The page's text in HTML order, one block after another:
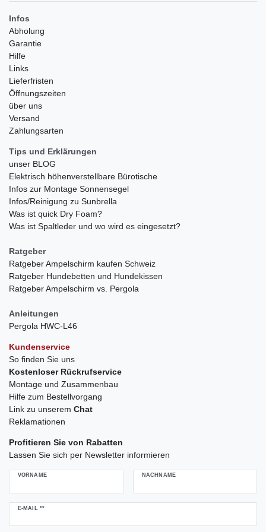
Infos
Abholung
Garantie
Hilfe
Links
Lieferfristen
Öffnungszeiten
über uns
Versand
Zahlungsarten
Tips und Erklärungen
unser BLOG
Elektrisch höhenverstellbare Bürotische
Infos zur Montage Sonnensegel
Infos/Reinigung zu Sunbrella
Was ist quick Dry Foam?
Was ist Spaltleder und wo wird es eingesetzt?
Ratgeber
Ratgeber Ampelschirm kaufen Schweiz
Ratgeber Hundebetten und Hundekissen
Ratgeber Ampelschirm vs. Pergola
Anleitungen
Pergola HWC-L46
Kundenservice
So finden Sie uns
Kostenloser Rückrufservice
Montage und Zusammenbau
Hilfe zum Bestellvorgang
Link zu unserem Chat
Reklamationen
Profitieren Sie von Rabatten
Lassen Sie sich per Newsletter informieren
VORNAME NACHNAME
E-MAIL **
Newsletter